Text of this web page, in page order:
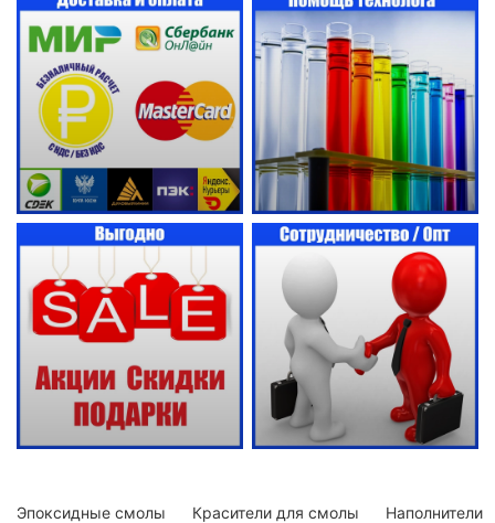
Эпоксидные смолы Красители для смолы Наполнители